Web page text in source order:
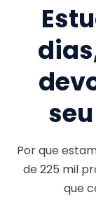
Por que
de225 mil
que